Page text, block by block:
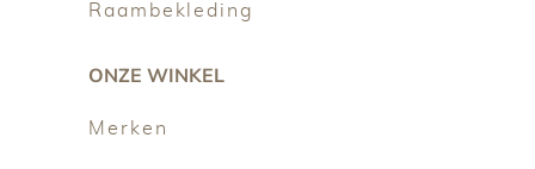
Raambekleding
ONZE WINKEL
Merken